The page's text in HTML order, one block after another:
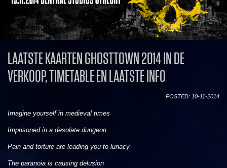
LAATSTE KAARTEN GHOSTTOWN 2014 IN DE
VERKOOP, TIMETABLE EN LAATSTE INFO
POSTED: 10-11-2014
Imagine yourself in medieval times
Imprisoned in a desolate dungeon
Pain and torture are leading you to lunacy
The paranoia is causing delusion